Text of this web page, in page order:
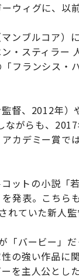
ウィグに、以
ンブルコア）
・スティラー
フランシス・
督、2012年）
がらも、
カデミー賞で
ットの小説「
を発表。こちら
ていた新人監
バービー」
の強い作品に
を主人公とし